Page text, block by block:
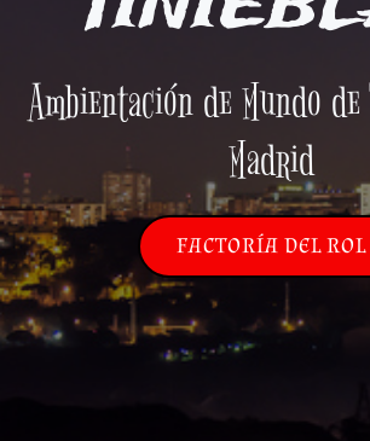
Ambientación de Mundo
Madrid
FACTORÍA DEL ROL